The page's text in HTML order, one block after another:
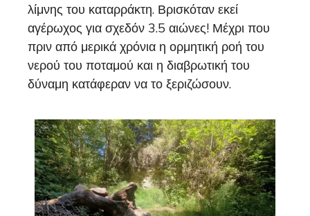
λίμνης του καταρράκτη. Βρισκόταν εκεί
αγέρωχος για σχεδόν 3.5 αιώνες! Μέχρι που
πριν από μερικά χρόνια η ορμητική ροή του
νερού του ποταμού και η διαβρωτική του
δύναμη κατάφεραν να το ξεριζώσουν.